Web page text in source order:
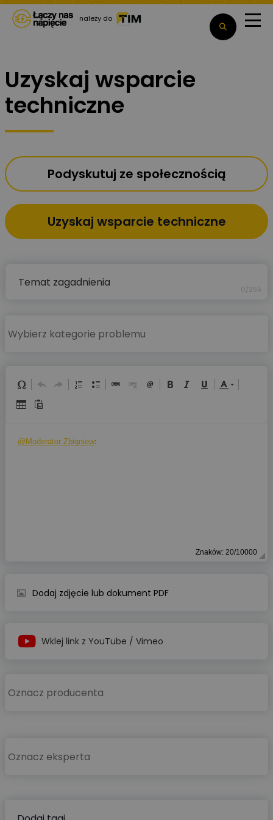
należy do
Uzyskaj wsparcie
techniczne
Podyskutuj ze społecznością
Uzyskaj wsparcie techniczne
0/255
Znaków: 20/10000
Dodaj zdjęcie lub dokument PDF